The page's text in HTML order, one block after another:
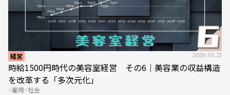
経営 2026.05.21
時給1500円時代の美容室経営 その6｜美容業の収益構造
を改革する「多次元化」
雇用 社会